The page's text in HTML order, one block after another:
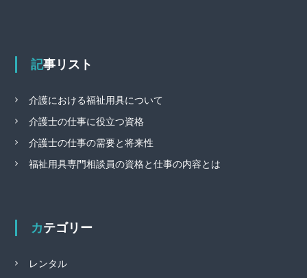
記事リスト
介護における福祉用具について
介護士の仕事に役立つ資格
介護士の仕事の需要と将来性
福祉用具専門相談員の資格と仕事の内容とは
カテゴリー
レンタル